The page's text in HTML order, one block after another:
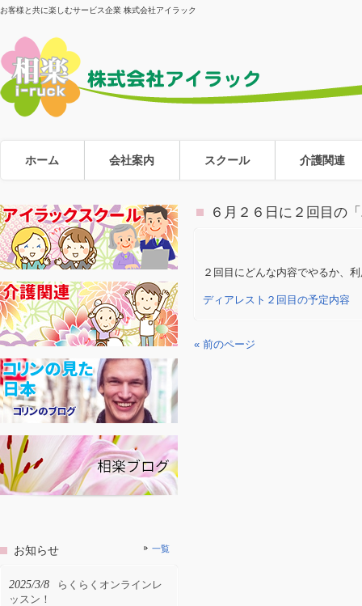
お客様と共に楽しむサービス企業 株式会社アイラック
ホーム 会社案内 スクール 介護関連
６月２６日に２回目の
２回目にどんな内容でやるか、
ディアレスト２回目の予定内容
« 前のページ
お知らせ 一覧
2025/3/8
らくらくオンラインレ
ッスン！